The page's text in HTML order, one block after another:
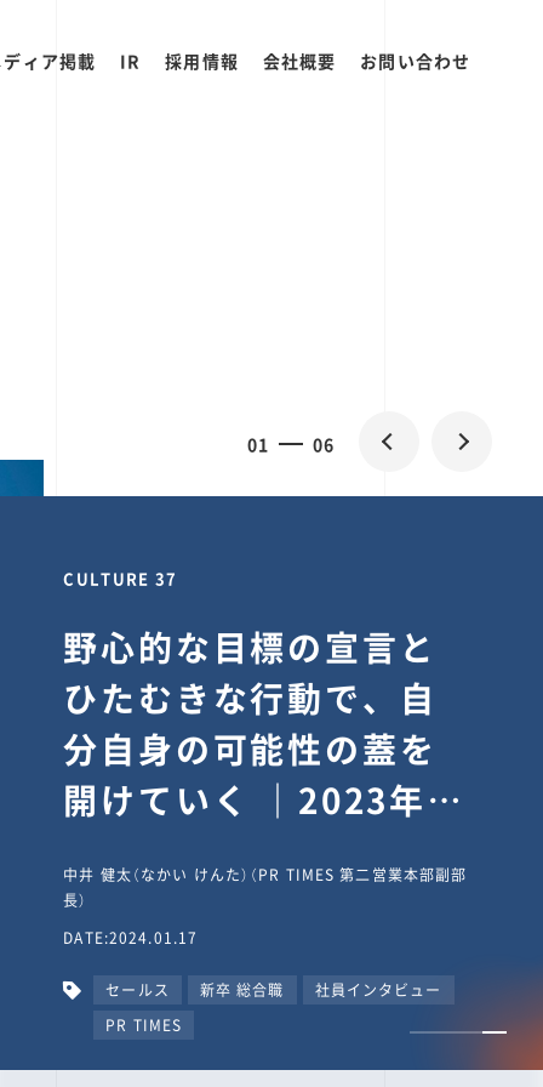
ィア掲載 IR 採用情報 会社概要 お問い合わせ
01 06